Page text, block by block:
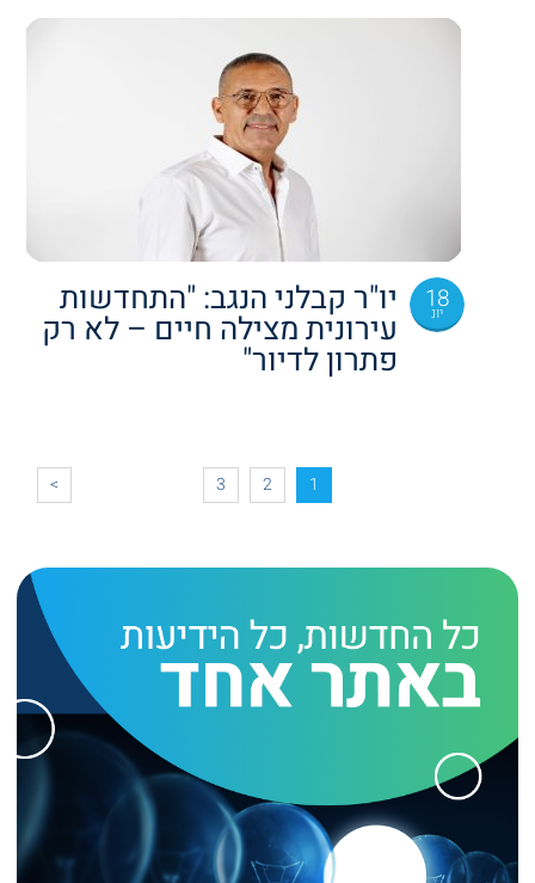
18
יונ יו"ר קבלני הנגב: "התחדשות
עירונית מצילה חיים – לא רק
פתרון לדיור"
1
2
3
>